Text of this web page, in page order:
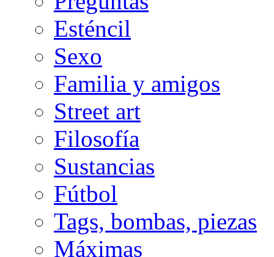
Esténcil
Sexo
Familia y amigos
Street art
Filosofía
Sustancias
Fútbol
Tags, bombas, piezas
Máximas